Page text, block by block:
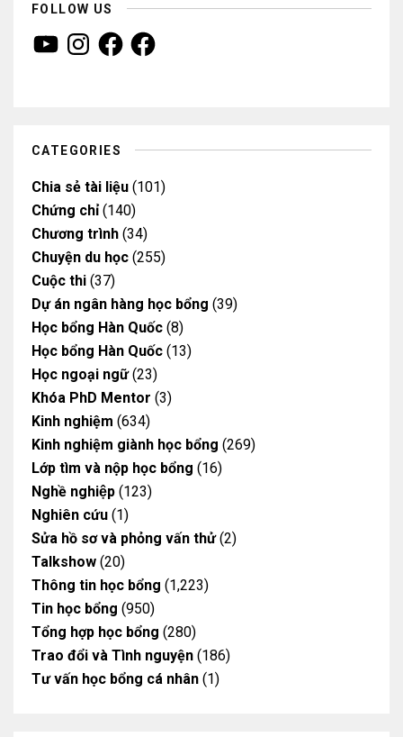
FOLLOW US
Y
o
n
m
F
a
F
a
CATEGORIES
Chia sẻ tài liệu (101)
Chứng chỉ(140)
Chương trình (34)
Chuyện du học (255)
Cuộc thi (37)
Dự án ngân hàng học bổng (39)
Học bổng Hàn Quốc (8)
Học bổng Hàn Quốc (13)
Học ngoại ngữ(23)
Khóa PhD Mentor (3)
Kinh nghiệm (634)
Kinh nghiệm giành học bổng (269)
Lớp tìm và nộp học bổng (16)
Nghề nghiệp (123)
Nghiên cứu (1)
Sửa hồ sơ và phỏng vấn thử(2)
Talkshow (20)
Thông tin học bổng (1,223)
Tin học bổng (950)
Tổng hợp học bổng (280)
Trao đổi và Tình nguyện (186)
Tư vấn học bổng cá nhân (1)